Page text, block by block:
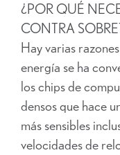
¿POR QUÉ
CONTRA
Hay varias
energía se ha
los chips de
densos que hace
más sensibles
velocidades de